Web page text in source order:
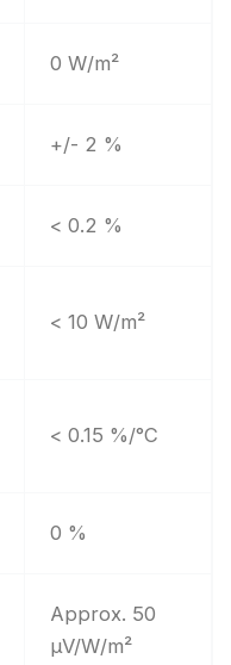
0 W/m²
+/- 2 %
< 0.2 %
< 10 W/m²
< 0.15 %/°C
0 %
Approx. 50
µV/W/m²